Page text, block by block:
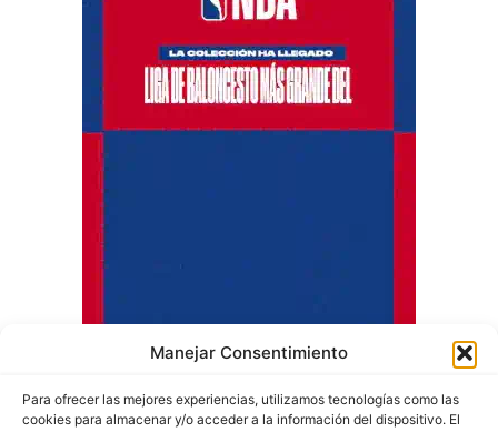
Manejar Consentimiento
Para ofrecer las mejores experiencias, utilizamos tecnologías como las
cookies para almacenar y/o acceder a la información del dispositivo. El